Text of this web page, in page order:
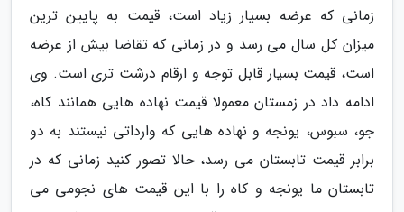
زمانی که عرضه بسیار زیاد است، قیمت به پایین ترین
میزان کل سال می رسد و در زمانی که تقاضا بیش از عرضه
است، قیمت بسیار قابل توجه و ارقام درشت تری است. وی
ادامه داد در زمستان معمولا قیمت نهاده هایی همانند کاه،
جو، سبوس، یونجه و نهاده هایی که وارداتی نیستند به دو
برابر قیمت تابستان می رسد، حالا تصور کنید زمانی که در
تابستان ما یونجه و کاه را با این قیمت های نجومی می